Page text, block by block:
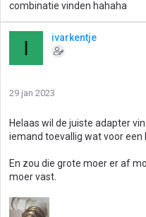
n
:
combinatie vinden hahaha
I ivarkentje
29 jan 2023
Helaas wil de juiste adapter
iemand toevallig wat voor een
En zou die grote moer er af
moer vast.